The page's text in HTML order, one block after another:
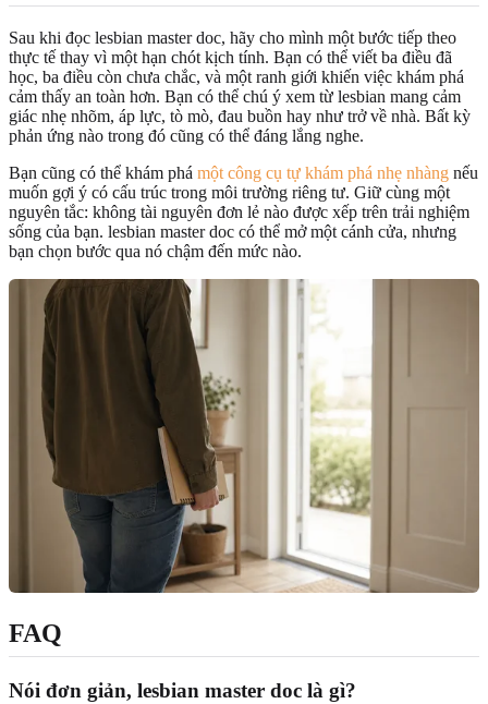
Sau khi đọc lesbian master doc, hãy cho mình một bước tiếp theo
thực tế thay vì một hạn chót kịch tính. Bạn có thể viết ba điều đã
học, ba điều còn chưa chắc, và một ranh giới khiến việc khám phá
cảm thấy an toàn hơn. Bạn có thể chú ý xem từ lesbian mang cảm
giác nhẹ nhõm, áp lực, tò mò, đau buồn hay như trở về nhà. Bất kỳ
phản ứng nào trong đó cũng có thể đáng lắng nghe.
Bạn cũng có thể khám phá một công cụ tự khám phá nhẹ nhàng nếu
muốn gợi ý có cấu trúc trong môi trường riêng tư. Giữ cùng một
nguyên tắc: không tài nguyên đơn lẻ nào được xếp trên trải nghiệm
sống của bạn. lesbian master doc có thể mở một cánh cửa, nhưng
bạn chọn bước qua nó chậm đến mức nào.
FAQ
Nói đơn giản, lesbian master doc là gì?